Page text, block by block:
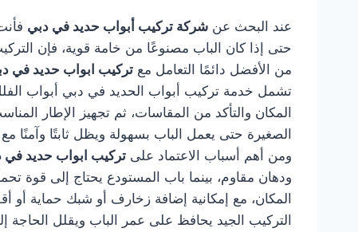
عند البحث عن شركة تركيب أبواب حديد في دبي
حتى إذا كان الباب مصنوعًا من خامة قوية، فإن
من الأفضل دائمًا التعامل مع تركيب ابواب حديد في
تشمل خدمة تركيب أبواب الحديد في دبي أبواب الفلل،
المكان والتأكد من المقاسات، ثم تجهيز الإطار
الصغيرة حتى يعمل الباب بسهولة ويظل ثابتًا وآمنًا
ومن أهم أسباب الاعتماد على تركيب ابواب حديد في
ودهان مقاوم، بينما باب المستودع يحتاج إلى قوة
المكان، مع إمكانية إضافة زخارف أو شبك حماية أو
التركيب الجيد يحافظ على عمر الباب ويقلل الحاجة